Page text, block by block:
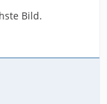
Bild.